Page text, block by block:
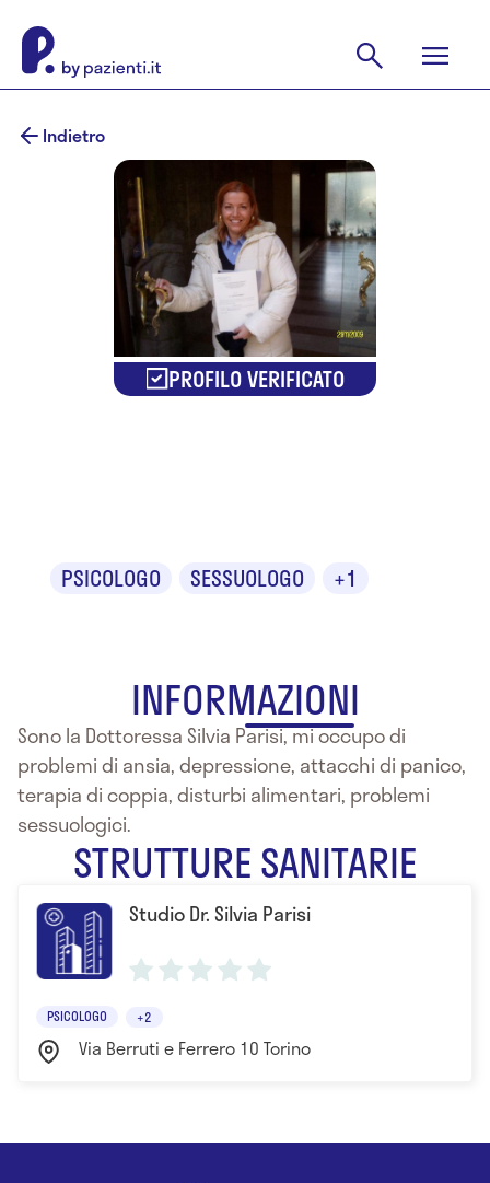
Indietro
PROFILO VERIFICATO
PSICOLOGO SESSUOLOGO +1
INFORMAZIONI
Sono la Dottoressa Silvia Parisi, mi occupo di
problemi di ansia, depressione, attacchi di panico,
terapia di coppia, disturbi alimentari, problemi
sessuologici.
STRUTTURE SANITARIE
Studio Dr. Silvia Parisi
PSICOLOGO +2
Via Berruti e Ferrero 10 Torino